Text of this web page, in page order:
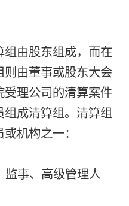
由股东组成，而在
由董事或股东大会
理公司的清算案件
成清算组。清算组
机构之一：
监事、高级管理人